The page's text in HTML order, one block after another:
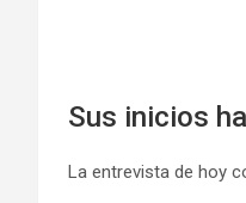
Sus inicios
La entrevista de hoy